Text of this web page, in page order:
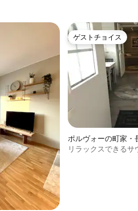
評価
ゲストチョイス
ゲストチョイス
ポルヴォーの町家・
リラックスできるサ